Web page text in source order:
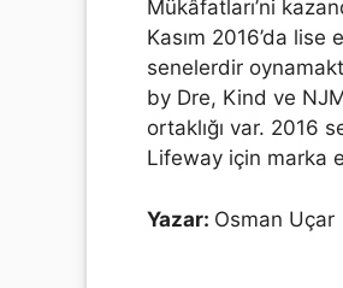
Mükâfatları’ni
Kasım 2016’da
senelerdir
by Dre, Kind ve
ortaklığı var. 2016
Lifeway için marka
Yazar: Osman Uçar